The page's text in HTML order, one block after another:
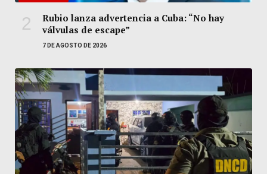
Rubio lanza advertencia a Cuba: “No hay
válvulas de escape”
7 DE AGOSTO DE 2026